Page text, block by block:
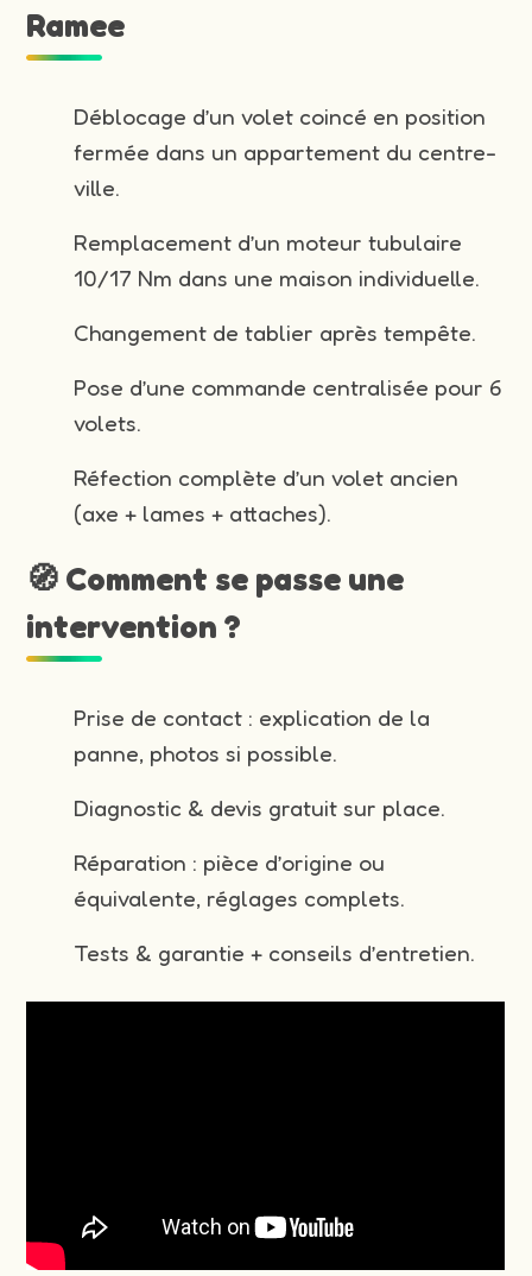
Ramee
Déblocage d’un volet coincé en position
fermée dans un appartement du centre-
ville.
Remplacement d’un moteur tubulaire
10/17 Nm dans une maison individuelle.
Changement de tablier après tempête.
Pose d’une commande centralisée pour 6
volets.
Réfection complète d’un volet ancien
(axe + lames + attaches).
🧭 Comment se passe une
intervention ?
Prise de contact : explication de la
panne, photos si possible.
Diagnostic & devis gratuit sur place.
Réparation : pièce d’origine ou
équivalente, réglages complets.
Tests & garantie + conseils d’entretien.